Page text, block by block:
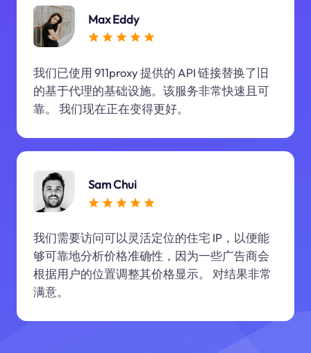
Max Eddy
我们已使用 911proxy 提供的 API 链接替换了旧
的基于代理的基础设施。该服务非常快速且可
靠。 我们现在正在变得更好。
Sam Chui
我们需要访问可以灵活定位的住宅 IP，以便能
够可靠地分析价格准确性，因为一些广告商会
根据用户的位置调整其价格显示。 对结果非常
满意。